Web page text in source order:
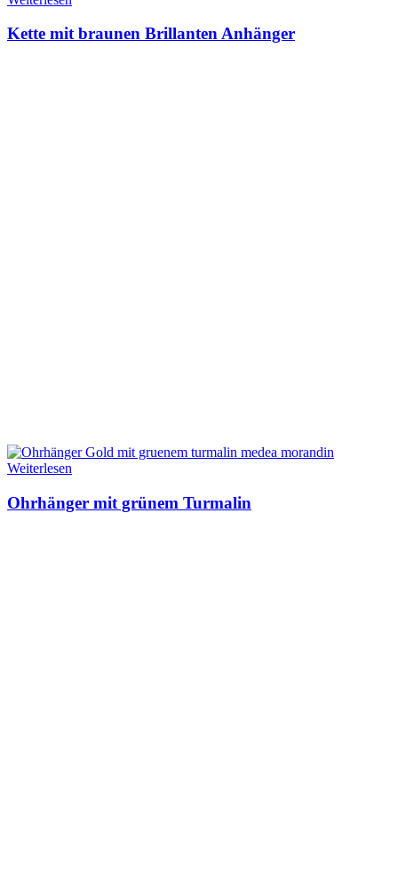
Kette mit braunen Brillanten Anhänger
Weiterlesen
Ohrhänger mit grünem Turmalin